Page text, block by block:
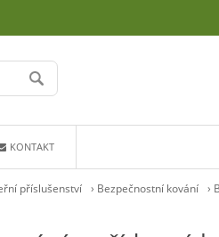
příslušenství › Bezpečnostní kování ›
KONTAKT